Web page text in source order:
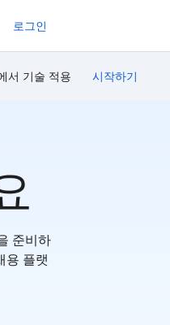
서 기술 적용
준비하
용 플랫